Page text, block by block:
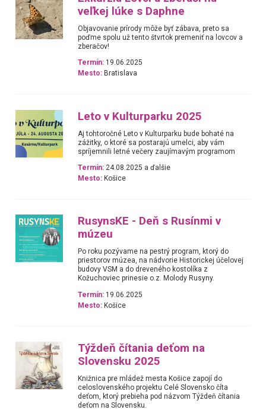
veľkej lúke s Daphne
Objavovanie prírody môže byť zábava, preto sa
poďme spolu už tento štvrtok premeniť na lovcov a
zberačov!
Termín: 19.06.2025
Mesto: Bratislava
Leto v Kulturparku 2025
Aj tohtoročné Leto v Kulturparku bude bohaté na
zážitky, o ktoré sa postarajú umelci, aby vám
spríjemnili letné večery zaujímavým programom
Termín: 24.08.2025 a ďalšie
Mesto: Košice
RusynsKE - Deň s Rusínmi v
múzeu
Po roku pozývame na pestrý program, ktorý do
priestorov múzea, na nádvorie Historickej účelovej
budovy VSM a do dreveného kostolíka z
Kožuchoviec prinesie o.z. Molody Rusyny.
Termín: 19.06.2025
Mesto: Košice
Týždeň čítania deťom na
Slovensku 2025
Knižnica pre mládež mesta Košice zapojí do
celoslovenského projektu Celé Slovensko číta
deťom, ktorý prebieha pod názvom Týždeň čítania
deťom na Slovensku.